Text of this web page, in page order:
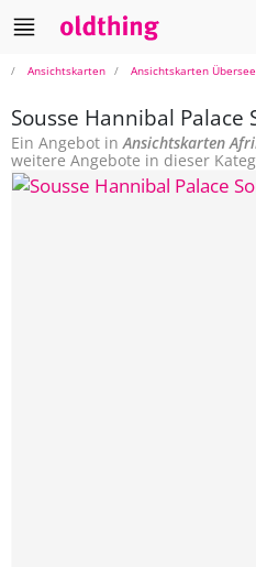
Ansichtskarten Ansichtskarten
Sousse Hannibal Palace
Ein Angebot inAnsichtskarten
weitere Angebote in dieser